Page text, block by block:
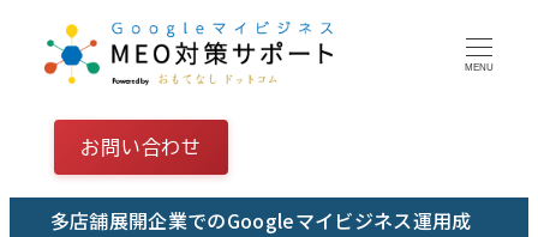
テ
MENU
お問い合わせ
多店舗展開企業でのGoogleマイビジネス運用成